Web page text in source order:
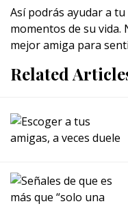
Así podrás ayudar a
momentos de su vida.
mejor amiga para
Related